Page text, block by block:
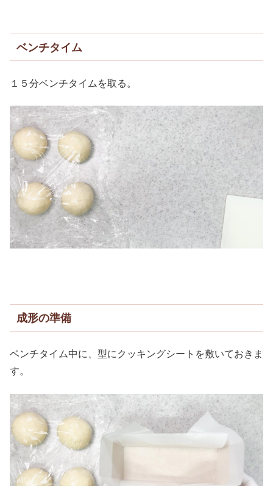
ベンチタイム
１５分ベンチタイムを取る。
成形の準備
ベンチタイム中に、型にクッキングシートを敷いておきま
す。